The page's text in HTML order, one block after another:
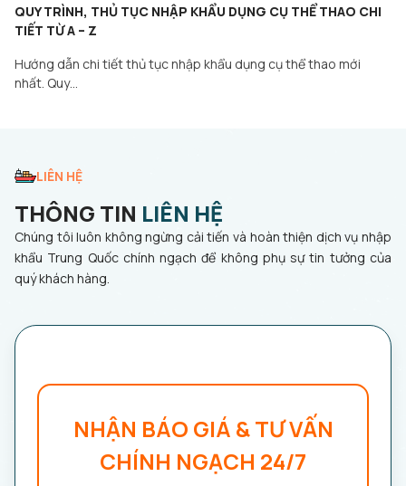
QUY TRÌNH, THỦ TỤC NHẬP KHẨU DỤNG CỤ THỂ THAO CHI
TIẾT TỪ A – Z
Hướng dẫn chi tiết thủ tục nhập khẩu dụng cụ thể thao mới
nhất. Quy…
LIÊN HỆ
THÔNG TIN LIÊN HỆ
Chúng tôi luôn không ngừng cải tiến và hoàn thiện dịch vụ nhập
khẩu Trung Quốc chính ngạch để không phụ sự tin tưởng của
quý khách hàng.
NHẬN BÁO GIÁ & TƯ VẤN
CHÍNH NGẠCH 24/7